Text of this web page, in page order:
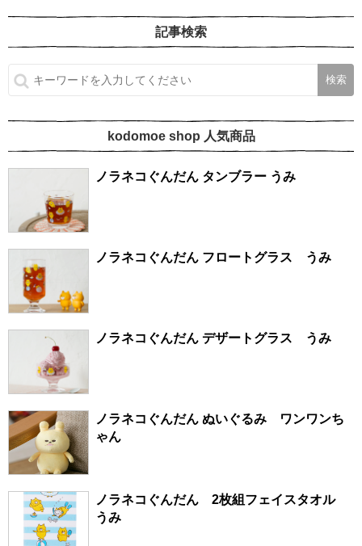
記事検索
kodomoe shop 人気商品
ノラネコぐんだん タンブラー うみ
ノラネコぐんだん フロートグラス うみ
ノラネコぐんだん デザートグラス うみ
ノラネコぐんだん ぬいぐるみ ワンワンち
ゃん
ノラネコぐんだん 2枚組フェイスタオル
うみ